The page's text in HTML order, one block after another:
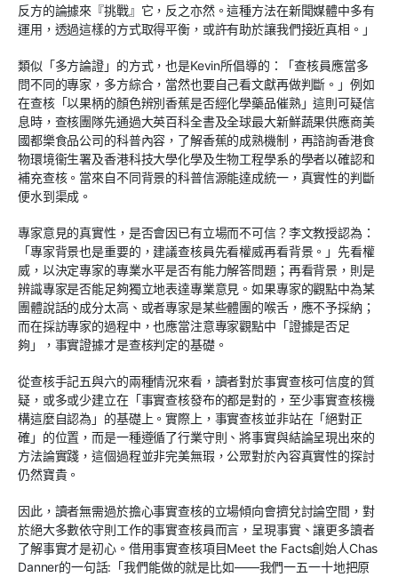
反方的論據來『挑戰』它，反之亦然。這種方法在新聞媒體中多有
運用，透過這樣的方式取得平衡，或許有助於讓我們接近真相。」
類似「多方論證」的方式，也是Kevin所倡導的：「查核員應當多
問不同的專家，多方綜合，當然也要自己看文獻再做判斷。」例如
在查核「以果柄的顏色辨別香蕉是否經化學藥品催熟」這則可疑信
息時，查核團隊先通過大英百科全書及全球最大新鮮蔬果供應商美
國都樂食品公司的科普內容，了解香蕉的成熟機制，再諮詢香港食
物環境衞生署及香港科技大學化學及生物工程學系的學者以確認和
補充查核。當來自不同背景的科普信源能達成統一，真實性的判斷
便水到渠成。
專家意見的真實性，是否會因已有立場而不可信？李文教授認為：
「專家背景也是重要的，建議查核員先看權威再看背景。」先看權
威，以決定專家的專業水平是否有能力解答問題；再看背景，則是
辨識專家是否能足夠獨立地表達專業意見。如果專家的觀點中為某
團體說話的成分太高、或者專家是某些體團的喉舌，應不予採納；
而在採訪專家的過程中，也應當注意專家觀點中「證據是否足
夠」，事實證據才是查核判定的基礎。
從查核手記五與六的兩種情況來看，讀者對於事實查核可信度的質
疑，或多或少建立在「事實查核發布的都是對的，至少事實查核機
構這麼自認為」的基礎上。實際上，事實查核並非站在「絕對正
確」的位置，而是一種遵循了行業守則、將事實與結論呈現出來的
方法論實踐，這個過程並非完美無瑕，公眾對於內容真實性的探討
仍然寶貴。
因此，讀者無需過於擔心事實查核的立場傾向會擠兌討論空間，對
於絕大多數依守則工作的事實查核員而言，呈現事實、讓更多讀者
了解事實才是初心。借用事實查核項目Meet the Facts創始人Chas
Danner的一句話:「我們能做的就是比如——我們一五一十地把原